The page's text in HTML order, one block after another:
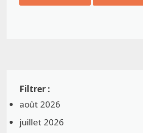
août 2026
juillet 2026